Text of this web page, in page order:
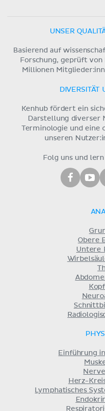
UNSER
Basierend auf
Forschung, geprüft
Millionen
DIVERSITÄT
Kenhub fördert ein
Darstellung diverser
Terminologie und eine
unseren
Folg uns und
Obere
Untere
Einführung
Herz-
Lymphatisches